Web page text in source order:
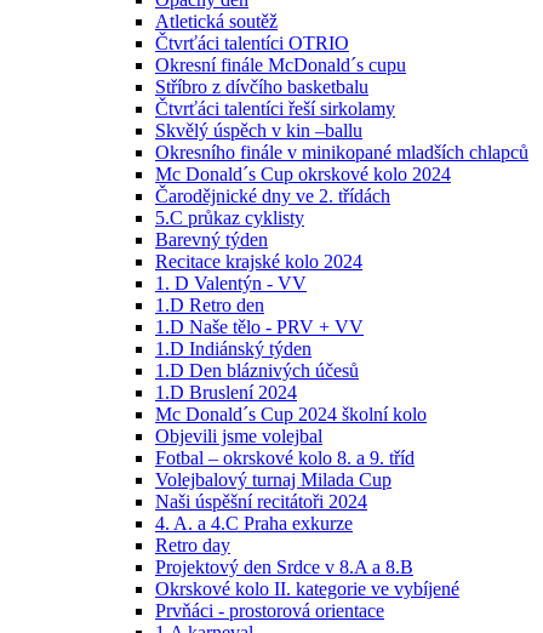
Atletická soutěž
Čtvrťáci talentíci OTRIO
Okresní finále McDonald´s cupu
Stříbro z dívčího basketbalu
Čtvrťáci talentíci řeší sirkolamy
Skvělý úspěch v kin –ballu
Okresního finále v minikopané mladších chlapců
Mc Donald´s Cup okrskové kolo 2024
Čarodějnické dny ve 2. třídách
5.C průkaz cyklisty
Barevný týden
Recitace krajské kolo 2024
1. D Valentýn - VV
1.D Retro den
1.D Naše tělo - PRV + VV
1.D Indiánský týden
1.D Den bláznivých účesů
1.D Bruslení 2024
Mc Donald´s Cup 2024 školní kolo
Objevili jsme volejbal
Fotbal – okrskové kolo 8. a 9. tříd
Volejbalový turnaj Milada Cup
Naši úspěšní recitátoři 2024
4. A. a 4.C Praha exkurze
Retro day
Projektový den Srdce v 8.A a 8.B
Okrskové kolo II. kategorie ve vybíjené
Prvňáci - prostorová orientace